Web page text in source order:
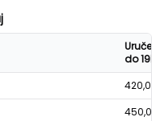
Uručenje
do 19h
420,00
450,00